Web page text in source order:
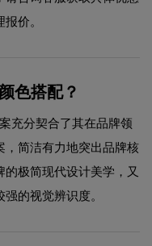
价。
色搭配？
充分契合了其在品牌领
，简洁有力地突出品牌核
极简现代设计美学，又
的视觉辨识度。